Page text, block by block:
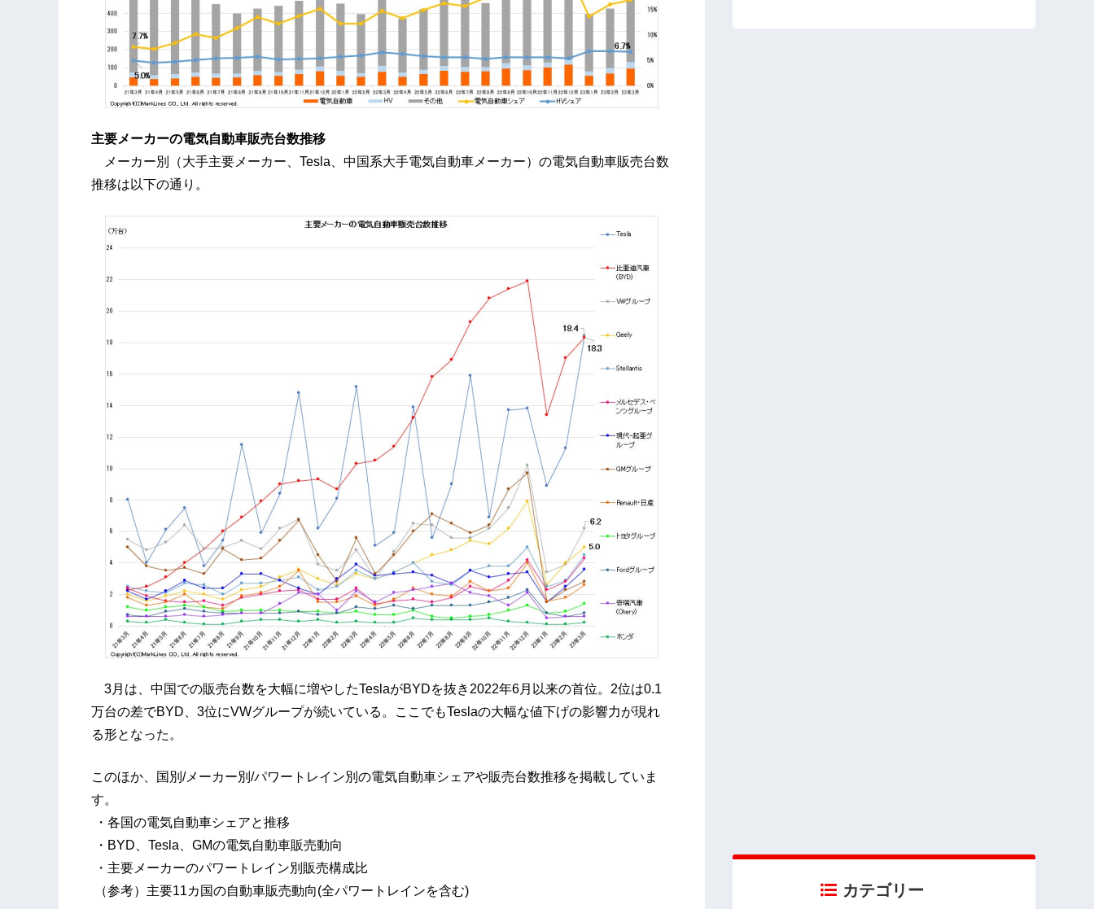
主要メーカーの電気自動車販売台数推移
メーカー別（大手主要メーカー、Tesla、中国系大手電気自動車メーカー）の電気自動車販売台数
推移は以下の通り。
3月は、中国での販売台数を大幅に増やしたTeslaがBYDを抜き2022年6月以来の首位。2位は0.1
万台の差でBYD、3位にVWグループが続いている。ここでもTeslaの大幅な値下げの影響力が現れ
る形となった。
このほか、国別/メーカー別/パワートレイン別の電気自動車シェアや販売台数推移を掲載していま
す。
・各国の電気自動車シェアと推移
・BYD、Tesla、GMの電気自動車販売動向
・主要メーカーのパワートレイン別販売構成比
（参考）主要11カ国の自動車販売動向(全パワートレインを含む)
カテゴリー